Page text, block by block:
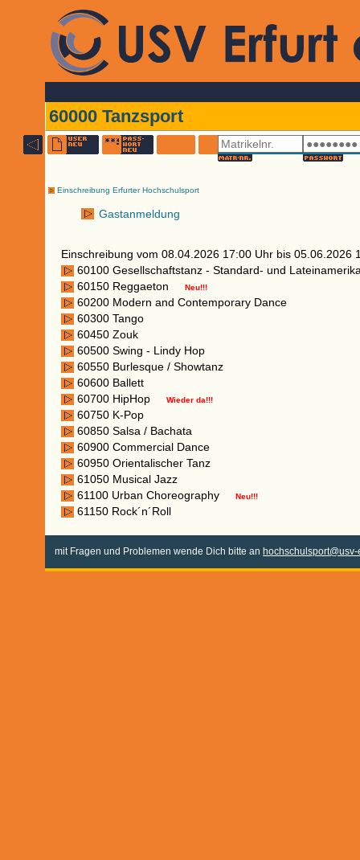
60000 Tanzsport
Einschreibung Erfurter Hochschulsport
Gastanmeldung
Einschreibung vom 08.04.2026 17:00 Uhr bis 05.06.2026
60100 Gesellschaftstanz - Standard- und
60150 Reggaeton
Neu!!!
60200 Modern and Contemporary Dance
60300 Tango
60450 Zouk
60500 Swing - Lindy Hop
60550 Burlesque / Showtanz
60600 Ballett
60700 HipHop
Wieder da!!!
60750 K-Pop
60850 Salsa / Bachata
60900 Commercial Dance
60950 Orientalischer Tanz
61050 Musical Jazz
61100 Urban Choreography
Neu!!!
61150 Rock´n´Roll
mit Fragen und Problemen wende Dich bitte an